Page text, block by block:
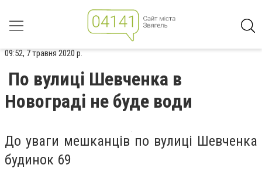
09:52, 7 травня 2020 р.
По вулиці Шевченка в
Новограді не буде води
До уваги мешканців по вулиці Шевченка
будинок 69